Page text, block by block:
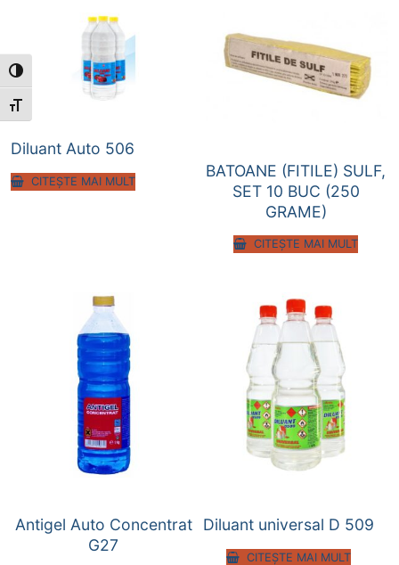
Toggle High Contrast
Toggle Font size
Diluant Auto 506
CITEȘTE MAI MULT
BATOANE (FITILE) SULF,
SET 10 BUC (250
GRAME)
CITEȘTE MAI MULT
Antigel Auto Concentrat
G27
Diluant universal D 509
CITEȘTE MAI MULT